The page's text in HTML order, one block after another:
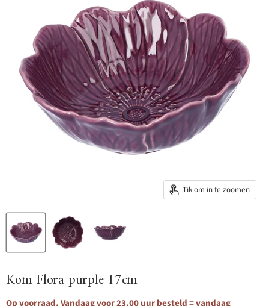
Tik om in te zoomen
Kom Flora purple 17cm
Op voorraad. Vandaag voor 23.00 uur besteld = vandaag